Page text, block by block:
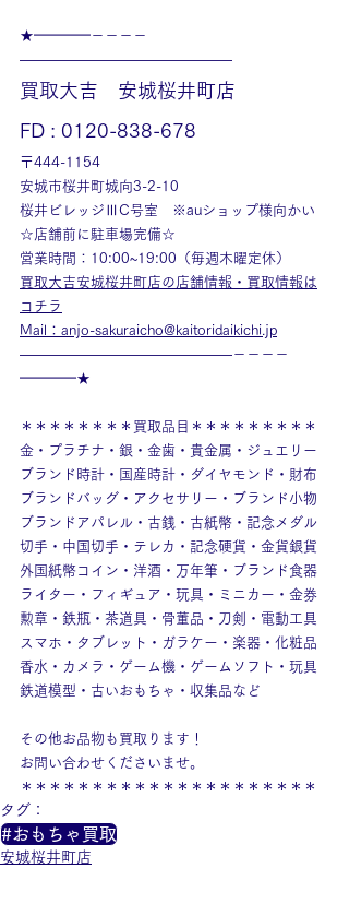
★━━━━－－－－
———————————————
買取大吉　安城桜井町店
FD : 0120-838-678
〒444-1154
安城市桜井町城向3-2-10
桜井ビレッジⅢC号室　※auショップ様向かい
☆店舗前に駐車場完備☆
営業時間：10:00~19:00（毎週木曜定休）
買取大吉安城桜井町店の店舗情報・買取情報は
コチラ
Mail：anjo-sakuraicho@kaitoridaikichi.jp
———————————————－－－－
━━━━★
＊＊＊＊＊＊＊＊買取品目＊＊＊＊＊＊＊＊＊
金・プラチナ・銀・金歯・貴金属・ジュエリー
ブランド時計・国産時計・ダイヤモンド・財布
ブランドバッグ・アクセサリー・ブランド小物
ブランドアパレル・古銭・古紙幣・記念メダル
切手・中国切手・テレカ・記念硬貨・金貨銀貨
外国紙幣コイン・洋酒・万年筆・ブランド食器
ライター・フィギュア・玩具・ミニカー・金券
勲章・鉄瓶・茶道具・骨董品・刀剣・電動工具
スマホ・タブレット・ガラケー・楽器・化粧品
香水・カメラ・ゲーム機・ゲームソフト・玩具
鉄道模型・古いおもちゃ・収集品など
その他お品物も買取ります！
お問い合わせくださいませ。
＊＊＊＊＊＊＊＊＊＊＊＊＊＊＊＊＊＊＊＊＊
タグ：
#おもちゃ買取
安城桜井町店